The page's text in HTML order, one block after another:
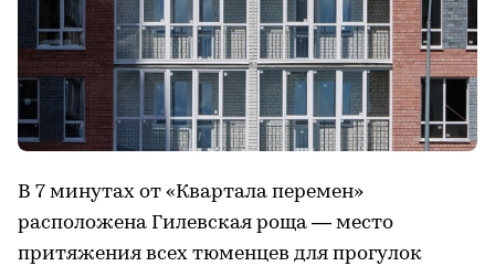
В 7 минутах от «Квартала перемен»
расположена Гилевская роща — место
притяжения всех тюменцев для прогулок